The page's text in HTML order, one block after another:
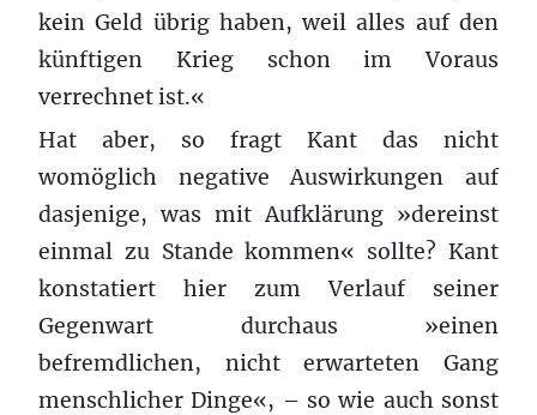
kein Geld übrig haben, weil alles auf den
künftigen Krieg schon im Voraus
verrechnet ist.«
Hat aber, so fragt Kant das nicht
womöglich negative Auswirkungen auf
dasjenige, was mit Aufklärung »dereinst
einmal zu Stande kommen« sollte? Kant
konstatiert hier zum Verlauf seiner
Gegenwart durchaus »einen
befremdlichen, nicht erwarteten Gang
menschlicher Dinge«, – so wie auch sonst